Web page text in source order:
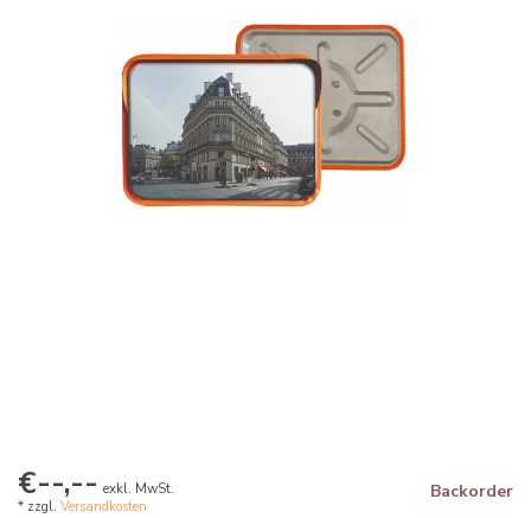
€--,-- exkl. MwSt.
* zzgl. Versandkosten
Backorder